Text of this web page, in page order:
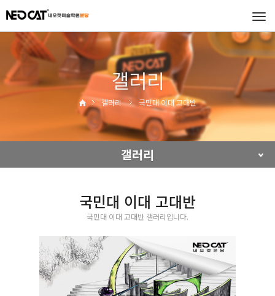
갤러리
갤러리 국민대 이대 고대반
갤러리
국민대 이대 고대반
국민대 이대 고대반 갤러리입니다.